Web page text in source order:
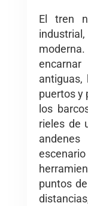
El tren
antiguas,
puertos y
los
rieles de
puntos